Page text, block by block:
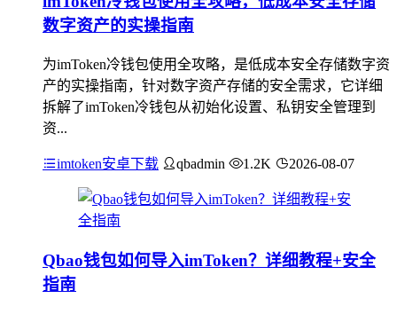
数字资产的实操指南
为imToken冷钱包使用全攻略，是低成本安全存储数字资
产的实操指南，针对数字资产存储的安全需求，它详细
拆解了imToken冷钱包从初始化设置、私钥安全管理到
资...
imtoken安卓下载 qbadmin 1.2K 2026-08-07
Qbao钱包如何导入imToken？详细教程+安全
指南